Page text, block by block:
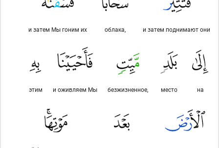
и затем поднимают они
облака,
и затем Мы гоним их
на
место
безжизненное,
и оживляем Мы
этим